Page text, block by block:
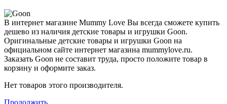
В интернет магазине Mummy Love Вы всегда сможете купить
дешево из наличия детские товары и игрушки Goon.
Оригинальные детские товары и игрушки Goon на
официальном сайте интернет магазина mummylove.ru.
Заказать Goon не составит труда, просто положите товар в
корзину и оформите заказ.
Нет товаров этого производителя.
Продолжить